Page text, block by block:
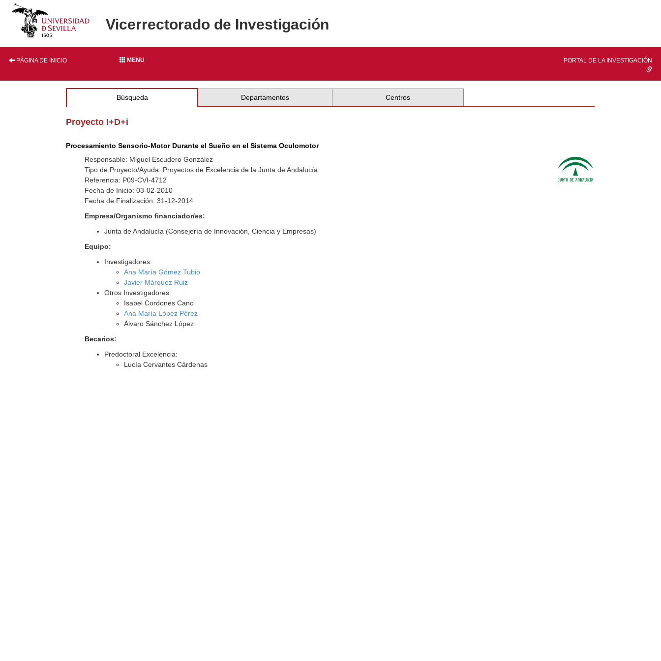
Vicerrectorado de Investigación
PÁGINA DE INICIO MENU PORTAL DE LA INVESTIGACIÓN
Búsqueda Departamentos Centros
Proyecto I+D+i
Procesamiento Sensorio-Motor Durante el Sueño en el Sistema Oculomotor
Responsable: Miguel Escudero González
Tipo de Proyecto/Ayuda: Proyectos de Excelencia de la Junta de Andalucía
Referencia: P09-CVI-4712
Fecha de Inicio: 03-02-2010
Fecha de Finalización: 31-12-2014
Empresa/Organismo financiador/es:
Junta de Andalucía (Consejería de Innovación, Ciencia y Empresas)
Equipo:
Investigadores:
Ana María Gómez Tubio
Javier Márquez Ruiz
Otros Investigadores:
Isabel Cordones Cano
Ana María López Pérez
Álvaro Sánchez López
Becarios:
Predoctoral Excelencia:
Lucía Cervantes Cárdenas